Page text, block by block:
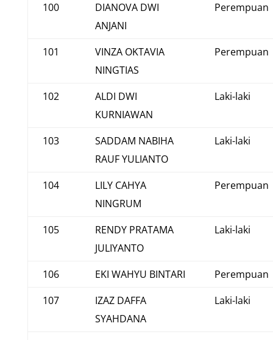
100
DIANOVA DWI
ANJANI
Perempuan
101
VINZA OKTAVIA
NINGTIAS
Perempuan
102
ALDI DWI
KURNIAWAN
Laki-laki
103
SADDAM NABIHA
RAUF YULIANTO
Laki-laki
104
LILY CAHYA
NINGRUM
Perempuan
105
RENDY PRATAMA
JULIYANTO
Laki-laki
106 EKI WAHYU BINTARI
Perempuan
107
IZAZ DAFFA
SYAHDANA
Laki-laki